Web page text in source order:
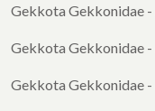
Gekkota Gekkonidae -
Gekkota Gekkonidae -
Gekkota Gekkonidae -